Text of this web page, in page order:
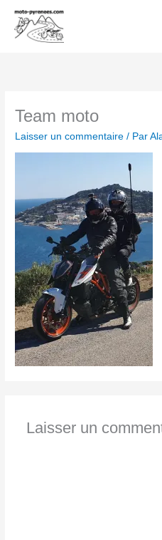
contenu
Team moto
Laisser un commentaire / Par
Laisser un